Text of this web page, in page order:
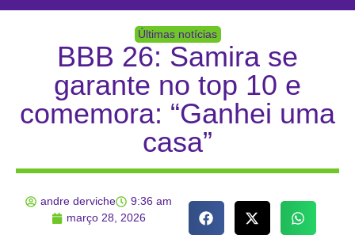
Últimas notícias
BBB 26: Samira se
garante no top 10 e
comemora: “Ganhei uma
casa”
andre derviche
9:36 am
março 28, 2026